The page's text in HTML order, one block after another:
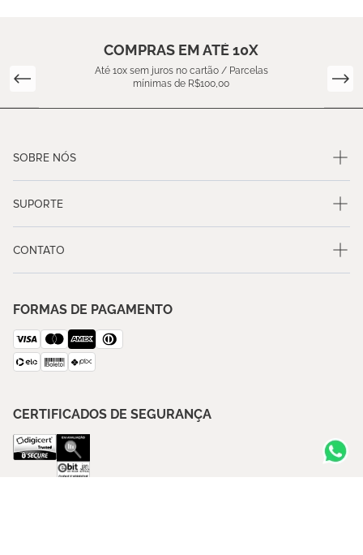
COMPRAS EM ATÉ 10X
Até 10x sem juros no cartão / Parcelas
mínimas de R$100,00
SOBRE NÓS
SUPORTE
CONTATO
FORMAS DE PAGAMENTO
CERTIFICADOS DE SEGURANÇA